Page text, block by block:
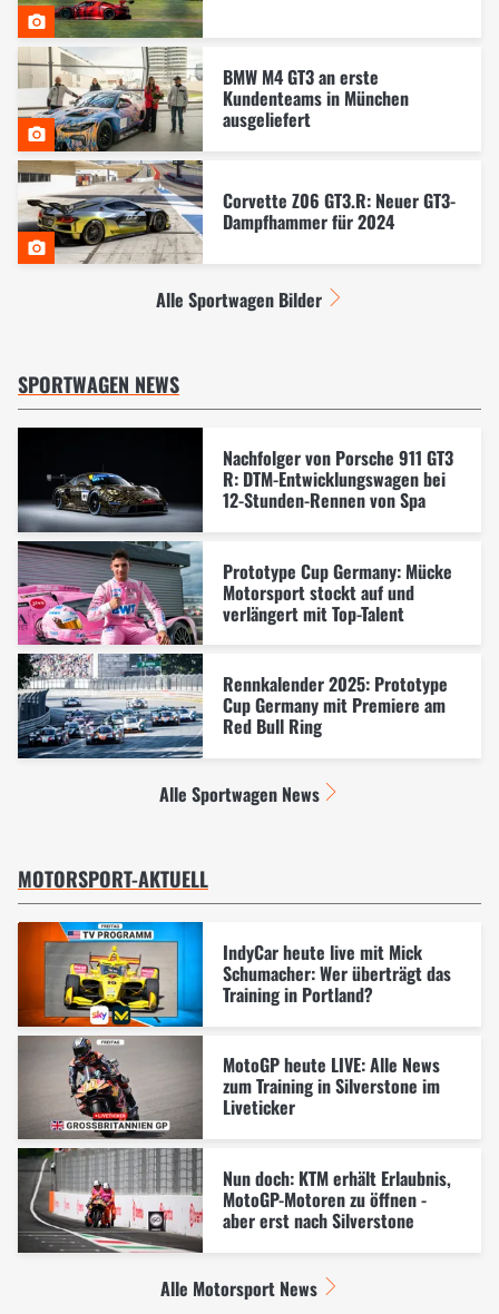
BMW M4 GT3 an erste
Kundenteams in München
ausgeliefert
Corvette Z06 GT3.R: Neuer GT3-
Dampfhammer für 2024
Alle Sportwagen Bilder
SPORTWAGEN NEWS
Nachfolger von Porsche 911 GT3
R: DTM-Entwicklungswagen bei
12-Stunden-Rennen von Spa
Prototype Cup Germany: Mücke
Motorsport stockt auf und
verlängert mit Top-Talent
Rennkalender 2025: Prototype
Cup Germany mit Premiere am
Red Bull Ring
Alle Sportwagen News
MOTORSPORT-AKTUELL
IndyCar heute live mit Mick
Schumacher: Wer überträgt das
Training in Portland?
MotoGP heute LIVE: Alle News
zum Training in Silverstone im
Liveticker
Nun doch: KTM erhält Erlaubnis,
MotoGP-Motoren zu öffnen -
aber erst nach Silverstone
Alle Motorsport News